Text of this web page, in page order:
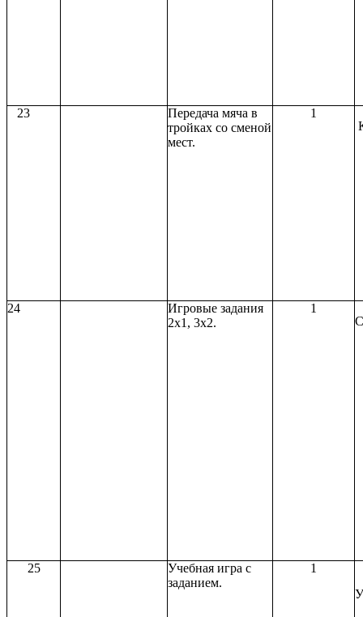
23
Передача мяча в
тройках со сменой
мест.
1
24
Игровые задания
2х1, 3х2.
1
25
Учебная игра с
заданием.
1